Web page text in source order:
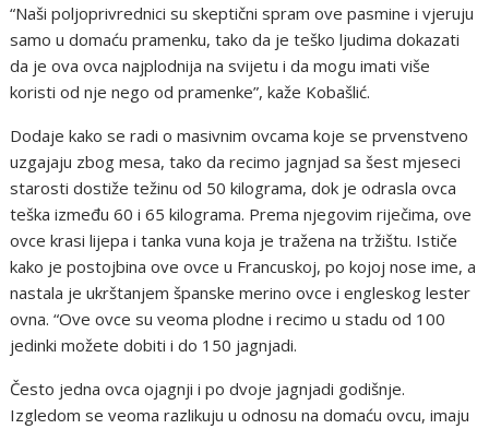
“Naši poljoprivrednici su skeptični spram ove pasmine i vjeruju
samo u domaću pramenku, tako da je teško ljudima dokazati
da je ova ovca najplodnija na svijetu i da mogu imati više
koristi od nje nego od pramenke”, kaže Kobašlić.
Dodaje kako se radi o masivnim ovcama koje se prvenstveno
uzgajaju zbog mesa, tako da recimo jagnjad sa šest mjeseci
starosti dostiže težinu od 50 kilograma, dok je odrasla ovca
teška između 60 i 65 kilograma. Prema njegovim riječima, ove
ovce krasi lijepa i tanka vuna koja je tražena na tržištu. Ističe
kako je postojbina ove ovce u Francuskoj, po kojoj nose ime, a
nastala je ukrštanjem španske merino ovce i engleskog lester
ovna. “Ove ovce su veoma plodne i recimo u stadu od 100
jedinki možete dobiti i do 150 jagnjadi.
Često jedna ovca ojagnji i po dvoje jagnjadi godišnje.
Izgledom se veoma razlikuju u odnosu na domaću ovcu, imaju